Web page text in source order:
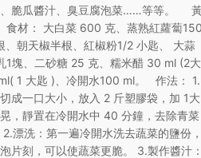
、脆瓜醬汁、臭豆腐泡菜……等等。
食材： 大白菜 600 克、蒸熟紅蘿蔔150
、朝天椒半根、紅椒粉1/2 小匙、 大蒜
1塊、二砂糖 25 克、糯米醋 30 ml (2大
1 大匙 )、冷開水100 ml。 作法： 1.
成一口大小，放入 2 斤塑膠袋，加 1大
，靜置在冷開水中 40 分鐘，去除青菜
漂洗：第一遍冷開水洗去蔬菜的鹽份，
片刻，可以使蔬菜更脆。 3.製作醬汁：